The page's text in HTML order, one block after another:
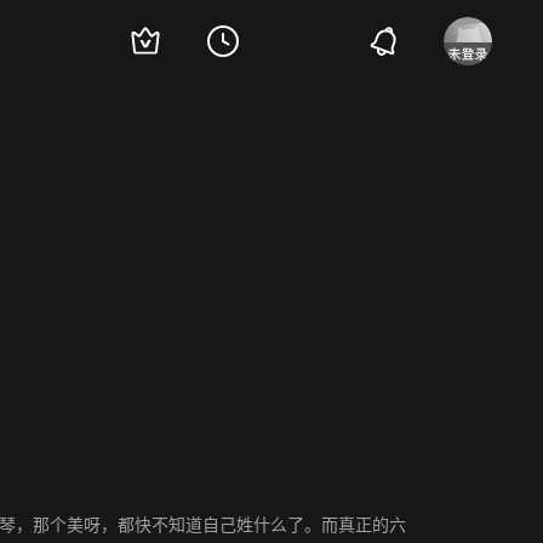
，那个美呀，都快不知道自己姓什么了。而真正的六